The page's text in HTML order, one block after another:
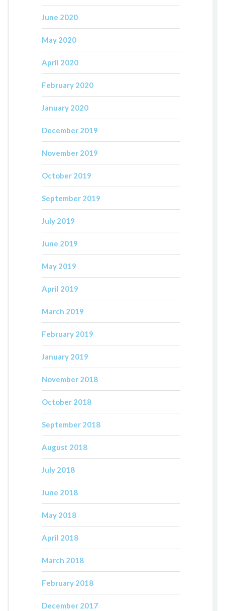
June 2020
May 2020
April 2020
February 2020
January 2020
December 2019
November 2019
October 2019
September 2019
July 2019
June 2019
May 2019
April 2019
March 2019
February 2019
January 2019
November 2018
October 2018
September 2018
August 2018
July 2018
June 2018
May 2018
April 2018
March 2018
February 2018
December 2017